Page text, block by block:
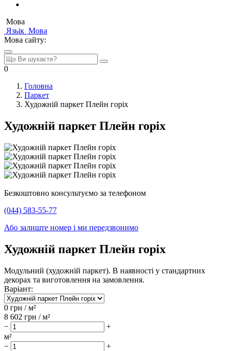
Мова
Язьік Мова
Мова сайту:
0
Головна
Паркет
Художній паркет Плейн горіх
Художній паркет Плейн горіх
Безкоштовно консультуємо за телефоном
(044) 583-55-77
Або залиште номер і ми передзвонимо
Художній паркет Плейн горіх
Модульний (художній паркет). В наявності у стандартних
декорах та виготовлення на замовлення.
Варіант:
0 грн / м²
8 602 грн / м²
−
+
м²
−
+